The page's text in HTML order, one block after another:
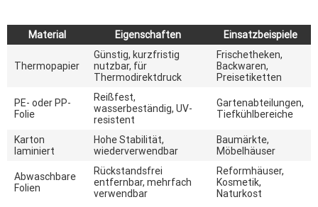
Material Eigenschaften Einsatzbeispiele
Thermopapier
Günstig, kurzfristig
nutzbar, für
Thermodirektdruck
Frischetheken,
Backwaren,
Preisetiketten
PE- oder PP-
Folie
Reißfest,
wasserbeständig, UV-
resistent
Gartenabteilungen,
Tiefkühlbereiche
Karton
laminiert
Hohe Stabilität,
wiederverwendbar
Baumärkte,
Möbelhäuser
Abwaschbare
Folien
Rückstandsfrei
entfernbar, mehrfach
verwendbar
Reformhäuser,
Kosmetik,
Naturkost